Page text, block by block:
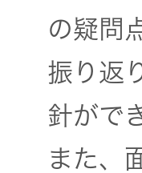
の疑問
振り返
針がで
また、